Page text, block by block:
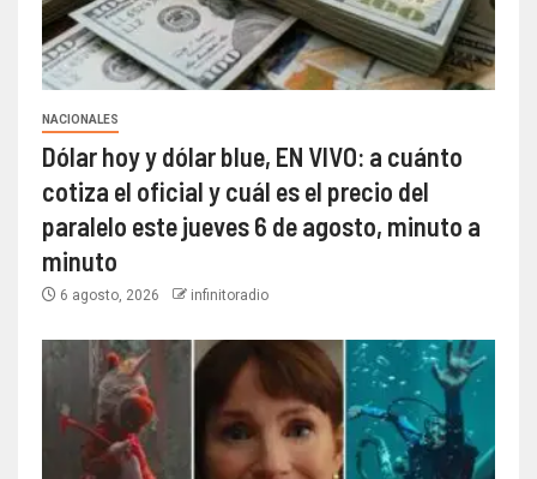
NACIONALES
Dólar hoy y dólar blue, EN VIVO: a cuánto
cotiza el oficial y cuál es el precio del
paralelo este jueves 6 de agosto, minuto a
minuto
6 agosto, 2026 infinitoradio